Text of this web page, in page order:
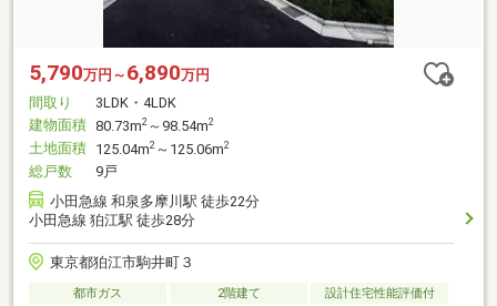
5,790万円～ 6,890万円
間取り
3LDK・4LDK
建物面積 80.73m2 ～98.54m2
土地面積 125.04m2 ～125.06m2
総戸数
9戸
小田急線 和泉多摩川駅 徒歩22分
小田急線 狛江駅 徒歩28分
東京都狛江市駒井町３
都市ガス 2階建て
設計住宅性能評価付